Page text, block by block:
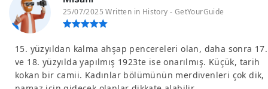
25/07/2025 Written in History - GetYourGuide
15. yüzyıldan kalma ahşap pencereleri olan, daha sonra 17.
ve 18. yüzyılda yapılmış 1923te ise onarılmış. Küçük, tarih
kokan bir camii. Kadınlar bölümünün merdivenleri çok dik,